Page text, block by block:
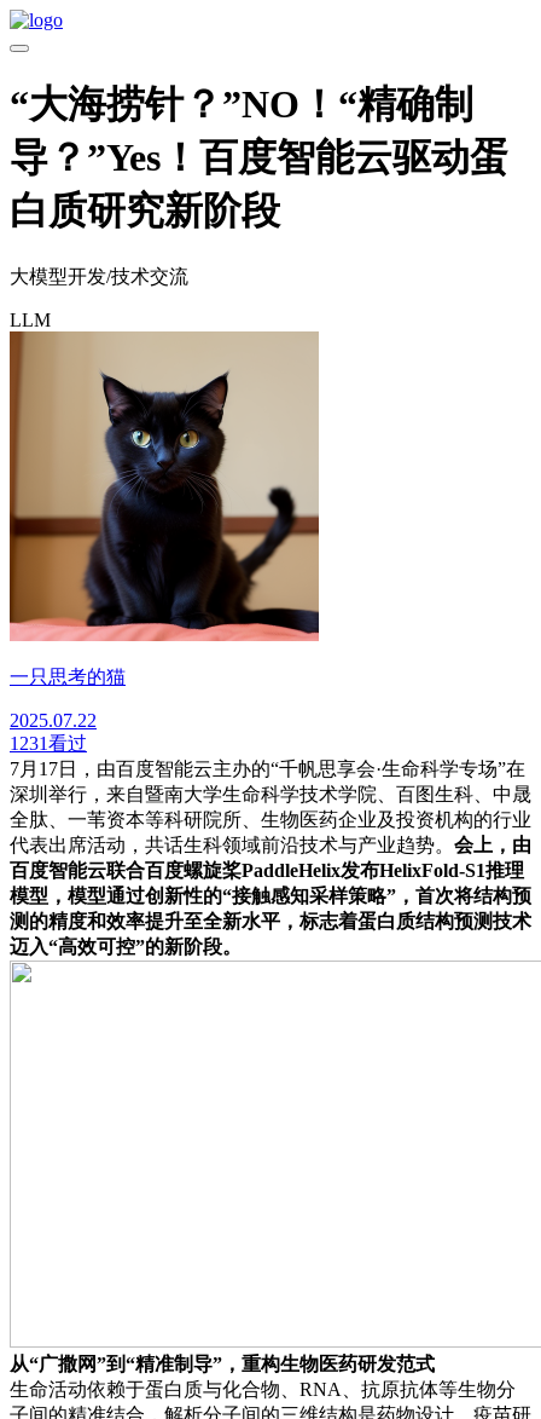
“大海捞针？”NO！“精确制
导？”Yes！百度智能云驱动蛋
白质研究新阶段
大模型开发/技术交流
LLM
一只思考的猫
2025.07.22
1231看过
7月17日，由百度智能云主办的“千帆思享会·生命科学专场”在
深圳举行，来自暨南大学生命科学技术学院、百图生科、中晟
全肽、一苇资本等科研院所、生物医药企业及投资机构的行业
代表出席活动，共话生科领域前沿技术与产业趋势。 会上，由
百度智能云联合百度螺旋桨PaddleHelix发布HelixFold-S1推理
模型，模型通过创新性的“接触感知采样策略”，首次将结构预
测的精度和效率提升至全新水平，标志着蛋白质结构预测技术
迈入“高效可控”的新阶段。
从“广撒网”到“精准制导”，重构生物医药研发范式
生命活动依赖于蛋白质与化合物、RNA、抗原抗体等生物分
子间的精准结合，解析分子间的三维结构是药物设计、疫苗研